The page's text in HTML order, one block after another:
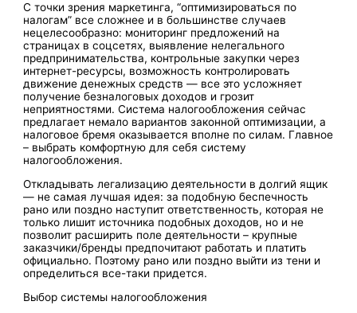
С точки зрения маркетинга, “оптимизироваться по
налогам” все сложнее и в большинстве случаев
нецелесообразно: мониторинг предложений на
страницах в соцсетях, выявление нелегального
предпринимательства, контрольные закупки через
интернет-ресурсы, возможность контролировать
движение денежных средств — все это усложняет
получение безналоговых доходов и грозит
неприятностями. Система налогообложения сейчас
предлагает немало вариантов законной оптимизации, а
налоговое бремя оказывается вполне по силам. Главное
– выбрать комфортную для себя систему
налогообложения.
Откладывать легализацию деятельности в долгий ящик
— не самая лучшая идея: за подобную беспечность
рано или поздно наступит ответственность, которая не
только лишит источника подобных доходов, но и не
позволит расширить поле деятельности – крупные
заказчики/бренды предпочитают работать и платить
официально. Поэтому рано или поздно выйти из тени и
определиться все-таки придется.
Выбор системы налогообложения